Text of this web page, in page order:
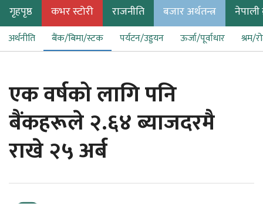
गृहपृष्ठ कभर स्टोरी राजनीति बजार अर्थतन्त्र नेपाली
अर्थनीति बैंक/बिमा/स्टक पर्यटन/उड्डयन ऊर्जा/पूर्वाधार श्रम/
एक वर्षको लागि पनि
बैंकहरूले २.६४ ब्याजदरमै
राखे २५ अर्ब